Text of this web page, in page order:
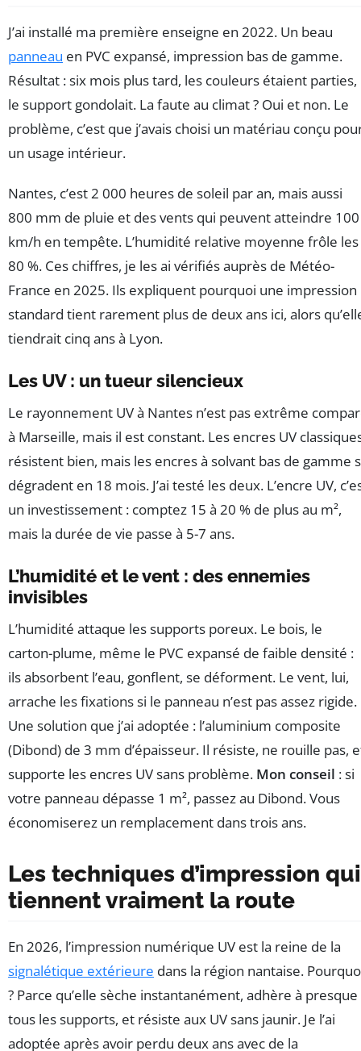
J’ai installé ma première enseigne en 2022. Un beau
panneau en PVC expansé, impression bas de gamme.
Résultat : six mois plus tard, les couleurs étaient parties,
le support gondolait. La faute au climat ? Oui et non. Le
problème, c’est que j’avais choisi un matériau conçu
un usage intérieur.
Nantes, c’est 2 000 heures de soleil par an, mais aussi
800 mm de pluie et des vents qui peuvent atteindre 100
km/h en tempête. L’humidité relative moyenne frôle les
80 %. Ces chiffres, je les ai vérifiés auprès de Météo-
France en 2025. Ils expliquent pourquoi une impression
standard tient rarement plus de deux ans ici, alors
tiendrait cinq ans à Lyon.
Les UV : un tueur silencieux
Le rayonnement UV à Nantes n’est pas extrême
à Marseille, mais il est constant. Les encres UV
résistent bien, mais les encres à solvant bas de gamme
dégradent en 18 mois. J’ai testé les deux. L’encre UV,
un investissement : comptez 15 à 20 % de plus au m²,
mais la durée de vie passe à 5-7 ans.
L’humidité et le vent : des ennemies
invisibles
L’humidité attaque les supports poreux. Le bois, le
carton-plume, même le PVC expansé de faible densité :
ils absorbent l’eau, gonflent, se déforment. Le vent, lui,
arrache les fixations si le panneau n’est pas assez rigide.
Une solution que j’ai adoptée : l’aluminium composite
(Dibond) de 3 mm d’épaisseur. Il résiste, ne rouille pas,
supporte les encres UV sans problème. Mon conseil : si
votre panneau dépasse 1 m², passez au Dibond. Vous
économiserez un remplacement dans trois ans.
Les techniques d’impression qui
tiennent vraiment la route
En 2026, l’impression numérique UV est la reine de la
signalétique extérieure dans la région nantaise.
? Parce qu’elle sèche instantanément, adhère à presque
tous les supports, et résiste aux UV sans jaunir. Je l’ai
adoptée après avoir perdu deux ans avec de la